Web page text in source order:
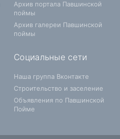
Архив портала Павшинской
поймы
Архив галереи Павшинской
поймы
Социальные сети
Наша группа Вконтакте
Строительство и заселение
Объявления по Павшинской
Пойме